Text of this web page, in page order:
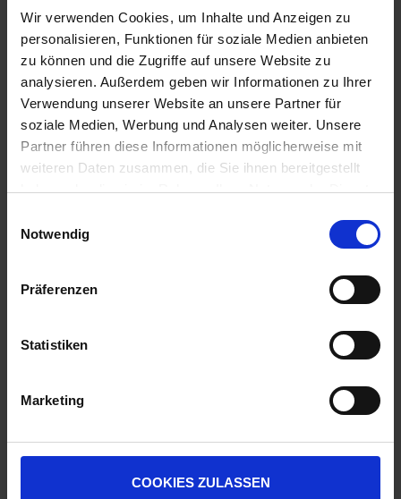
Wir verwenden Cookies, um Inhalte und Anzeigen zu
personalisieren, Funktionen für soziale Medien anbieten
zu können und die Zugriffe auf unsere Website zu
analysieren. Außerdem geben wir Informationen zu Ihrer
Verwendung unserer Website an unsere Partner für
soziale Medien, Werbung und Analysen weiter. Unsere
Partner führen diese Informationen möglicherweise mit
weiteren Daten zusammen, die Sie ihnen bereitgestellt
haben oder die sie im Rahmen Ihrer Nutzung der Dienste
Notwendig
Präferenzen
Statistiken
Marketing
COOKIES ZULASSEN
IN DEN
WARENKORB
IN DEN
WARENKORB
Anmelden für Ihren persönlichen Preis
23,17 € / St
27,57 €
inkl. 19% MwSt.
Lieferung voraussichtlich ab Dienstag, 11. August 2026
Menge